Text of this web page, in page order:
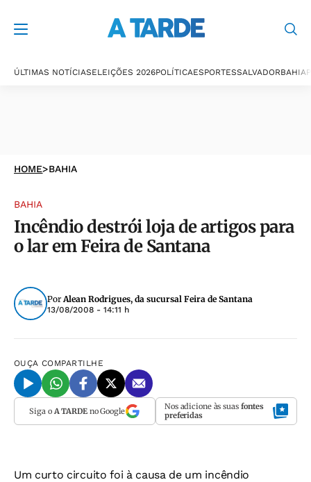
ÚLTIMAS NOTÍCIASELEIÇÕES 2026POLÍTICAESPORTESSALVADORBAHIA
HOME>BAHIA
BAHIA
Incêndio destrói loja de artigos para
o lar em Feira de Santana
PorAlean Rodrigues, da sucursal Feira de Santana
13/08/2008 - 14:11 h
OUÇA COMPARTILHE
Siga o A TARDEno Google Nos adicione às suas fontes
preferidas
Um curto circuito foi à causa de um incêndio